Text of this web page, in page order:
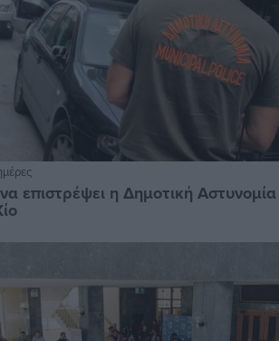
επιστρέψει η Δημοτική Αστυνομία